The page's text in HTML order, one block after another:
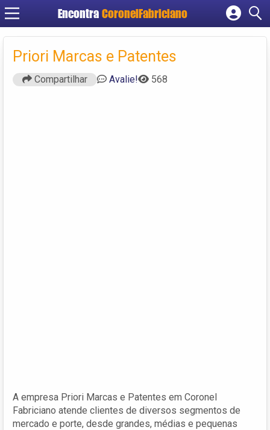
Encontra CoronelFabriciano
Cadastrar empresa
Criar conta
Priori Marcas e Patentes
Compartilhar Avalie! 568
A empresa Priori Marcas e Patentes em Coronel
Fabriciano atende clientes de diversos segmentos de
mercado e porte, desde grandes, médias e pequenas